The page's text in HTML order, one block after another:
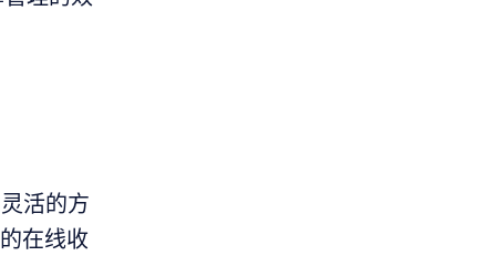
活的方
在线收